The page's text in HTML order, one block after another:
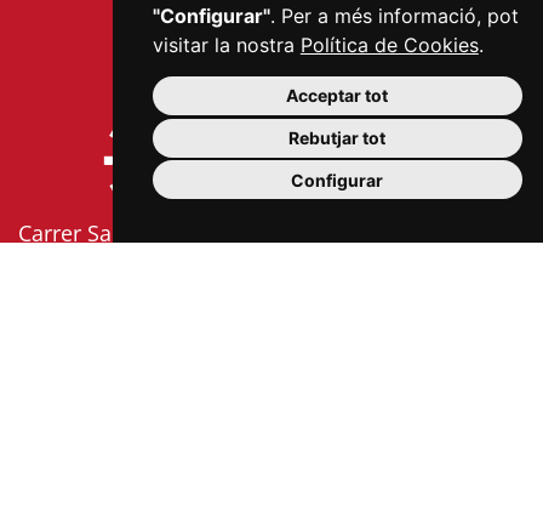
"Configurar". Per a més informació, pot
visitar la nostra Política de Cookies.
Acceptar tot
Rebutjar tot
Configurar
Carrer Sardà i Cailà, s/n (edifici Mercat Central, 2a